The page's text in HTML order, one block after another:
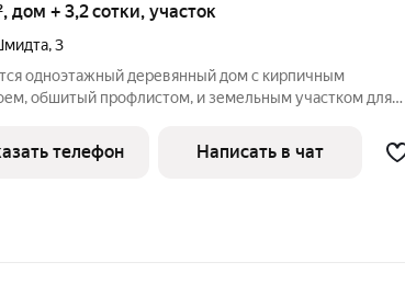
дом + 3,2 сотки, участок
,3
одноэтажный деревянный дом с кирпичным
обшитый профлистом, и земельным участком для
Пристрой построен в 1990 году. В пристрое кухня, окна
в доме
телефон Написать в чат